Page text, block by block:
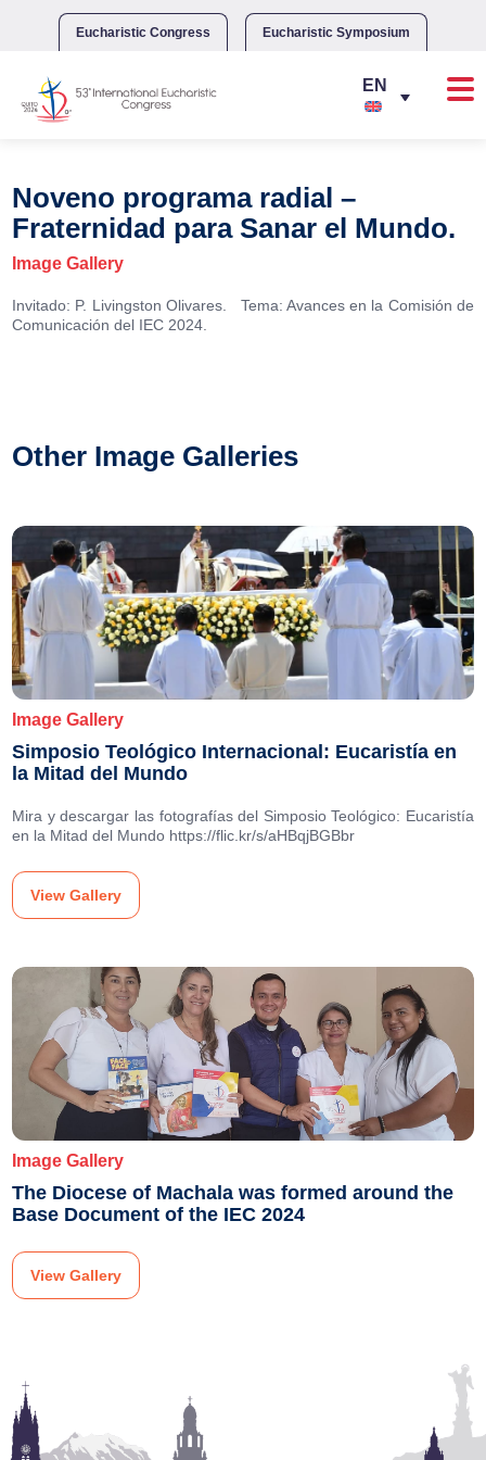
Eucharistic Congress Eucharistic Symposium
Noveno programa radial –
Fraternidad para Sanar el Mundo.
Image Gallery
Invitado: P. Livingston Olivares. Tema: Avances en la Comisión de
Comunicación del IEC 2024.
Other Image Galleries
Image Gallery
Simposio Teológico Internacional: Eucaristía en
la Mitad del Mundo
Mira y descargar las fotografías del Simposio Teológico: Eucaristía
en la Mitad del Mundo https://flic.kr/s/aHBqjBGBbr
View Gallery
Image Gallery
The Diocese of Machala was formed around the
Base Document of the IEC 2024
View Gallery